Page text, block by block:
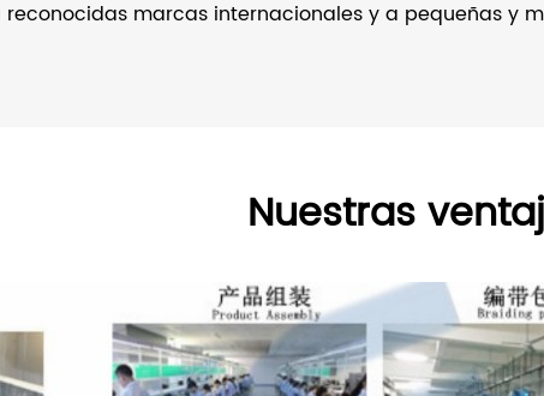
marcas internacionales y a pequeñas y
Nuestras